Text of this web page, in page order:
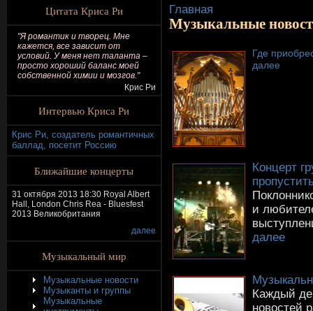
Цитата Криса Ри
"Я романтик и творец. Мне
кажется, все зависит от
условий. У меня нет таланта –
просто хороший баланс моей
собственной химии и мозгов."
Крис Ри
Интервью Криса Ри
Крис Ри, создатель романтичных
баллад, посетит Россию
Ближайшие концерты
31 октября 2013 18:30 Royal Albert
Hall, London Chris Rea - Bluesfest
2013 Великобритания
далее
Музыкальный мир
Музыкальные новости
Музыканты и группы
Музыкальные
Главная
Музыкальные
Где
далее
Концерт
и
далее
Каждый
новостей